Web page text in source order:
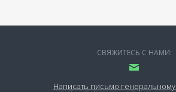
СВЯЖИТЕСЬ С НАМИ:
Написать письмо генеральному